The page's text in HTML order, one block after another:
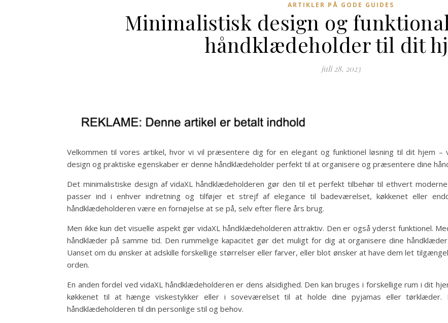
ARTIKLER PÅ GODE GUIDES
Minimalistisk design og
håndklædeholder til dit
juli 28, 2023
Velkommen til vores artikel, hvor vi vil præsentere dig for en elegant og funktionel løsning til dit hjem –
design og praktiske egenskaber er denne håndklædeholder perfekt til at organisere og præsentere dine
Det minimalistiske design af vidaXL håndklædeholderen gør den til et perfekt tilbehør til ethvert
passer ind i enhver indretning og tilføjer et strejf af elegance til badeværelset, køkkenet eller
håndklædeholderen være en fornøjelse at se på, selv efter flere års brug.
Men ikke kun det visuelle aspekt gør vidaXL håndklædeholderen attraktiv. Den er også yderst funktionel.
håndklæder på samme tid. Den rummelige kapacitet gør det muligt for dig at organisere dine
Uanset om du ønsker at adskille forskellige størrelser eller farver, eller blot ønsker at have dem let
orden.
En anden fordel ved vidaXL håndklædeholderen er dens alsidighed. Den kan bruges i forskellige rum i dit
køkkenet til at hænge viskestykker eller i soveværelset til at holde dine pyjamas eller tørklæder.
håndklædeholderen til din personlige stil og behov.